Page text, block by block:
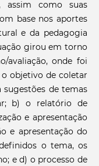
assim como suas
base nos aportes
e da pedagogia
girou em torno
avaliação, onde foi
objetivo de coletar
sugestões de temas
b) o relatório de
e apresentação
e apresentação do
o tema, os
e d) o processo de